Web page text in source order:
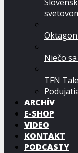
Niečo
TFN
ARCHÍV
E-SHOP
VIDEO
KONTAKT
PODCASTY